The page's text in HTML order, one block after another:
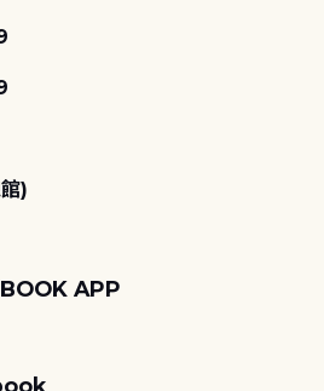
)
APP